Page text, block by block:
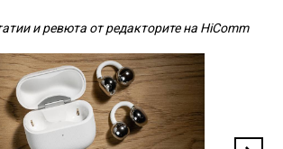
и ревюта от редакторите на HiComm